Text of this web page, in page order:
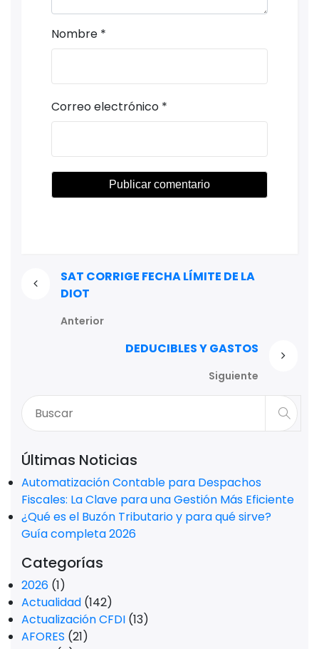
Nombre *
Correo electrónico *
SAT CORRIGE FECHA LÍMITE DE LA
DIOT
Anterior
DEDUCIBLES Y GASTOS
Siguiente
Últimas Noticias
Automatización Contable para Despachos
Fiscales: La Clave para una Gestión Más Eficiente
¿Qué es el Buzón Tributario y para qué sirve?
Guía completa 2026
Categorías
2026 (1)
Actualidad (142)
Actualización CFDI (13)
AFORES (21)